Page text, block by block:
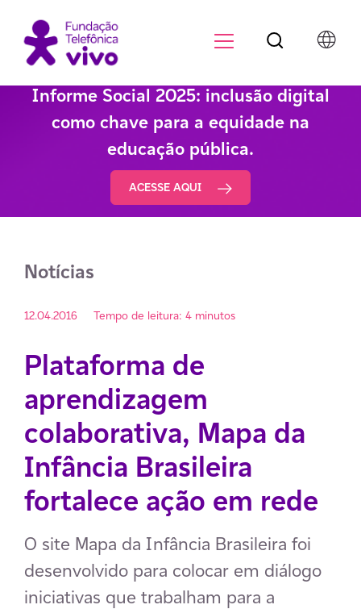
Informe Social 2025: inclusão digital
como chave para a equidade na
educação pública.
ACESSE AQUI
Notícias
12.04.2016 Tempo de leitura: 4 minutos
Plataforma de
aprendizagem
colaborativa, Mapa da
Infância Brasileira
fortalece ação em rede
O site Mapa da Infância Brasileira foi
desenvolvido para colocar em diálogo
iniciativas que trabalham para a
Botão de